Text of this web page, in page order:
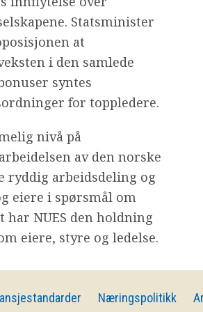
Statsminister
at
i den samlede
syntes
for toppledere.
nivå på
av den norske
ryddig arbeidsdeling og
eiere i spørsmål om
har NUES den holdning
eiere, styre og ledelse.
Næringspolitikk